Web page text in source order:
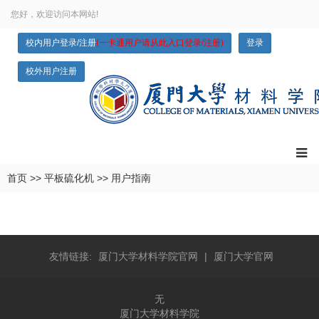
您好，欢迎访问本网站!
校内用户登录/注册(一卡通用户请从此入口登录/注册) 登录
校外用户注册
首页 >> 平板硫化机 >> 用户指南
友情链接: 厦门大学材料学院官网 | 厦门大学官网
无
厦门大学材料学院